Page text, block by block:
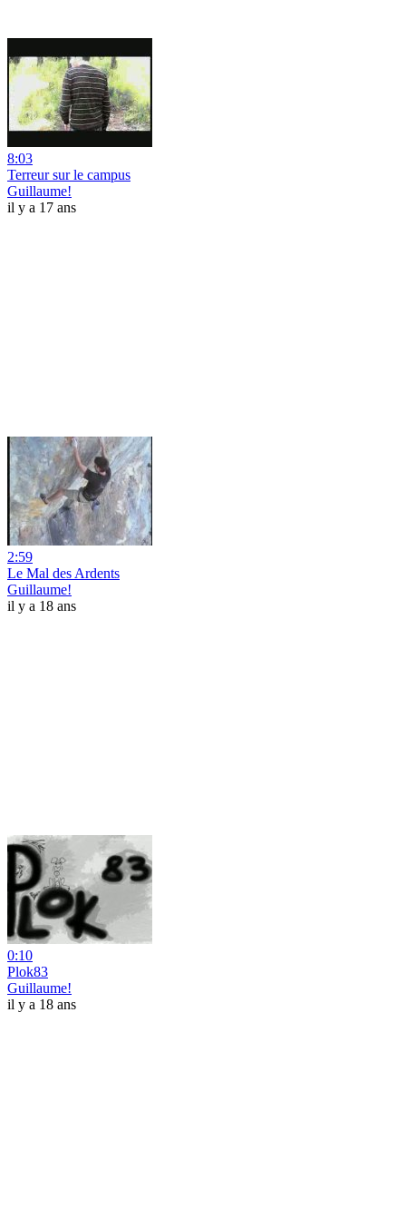
8:03
Terreur sur le campus
Guillaume!
il y a 17 ans
2:59
Le Mal des Ardents
Guillaume!
il y a 18 ans
0:10
Plok83
Guillaume!
il y a 18 ans